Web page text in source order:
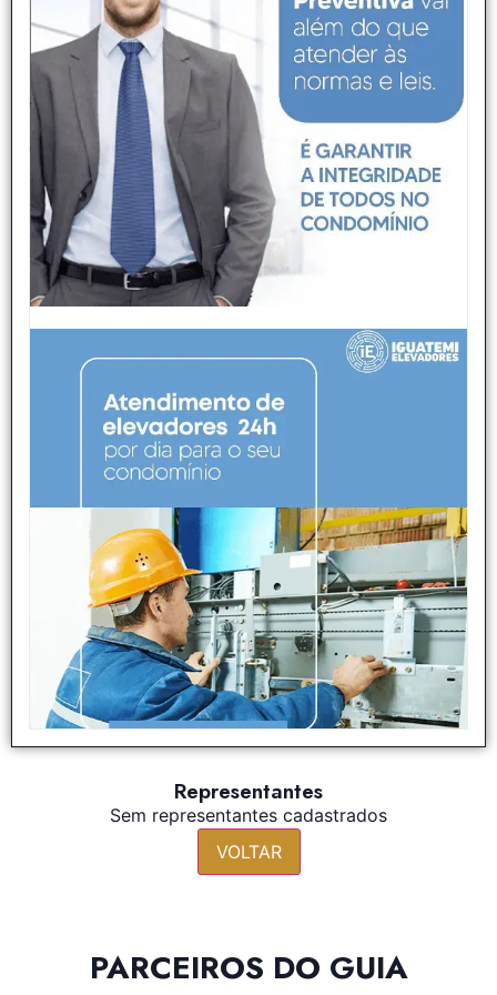
Representantes
Sem representantes cadastrados
VOLTAR
PARCEIROS DO GUIA